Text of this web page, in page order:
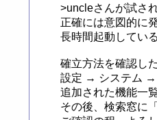
>uncleさんが試さ
正確には意図的に
長時間起動してい
確立方法を確認した
設定 → システム →
追加された機能一
その後、検索窓に